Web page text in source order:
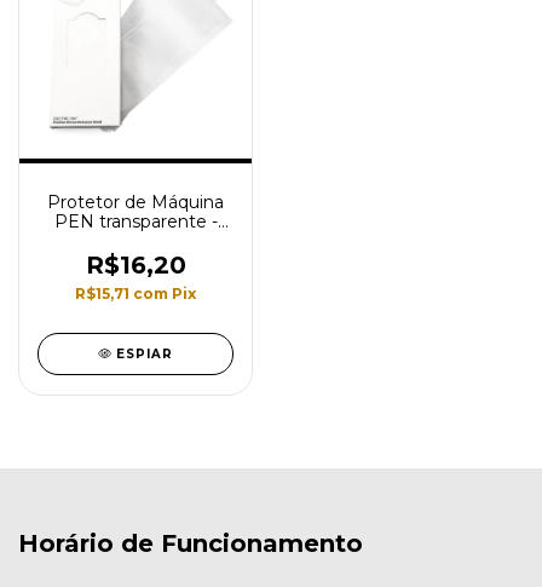
Protetor de Máquina
PEN transparente -
R$16,20
R$15,71 com Pix
ESPIAR
Horário de Funcionamento